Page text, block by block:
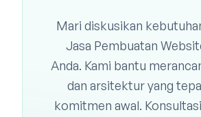
Mari diskusikan
Jasa Pembuatan
Anda. Kami bantu
dan arsitektur yang
komitmen awal.